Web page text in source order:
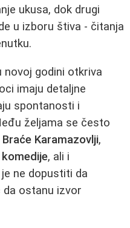
ukusa, dok drugi
u izboru štiva - čitanja
novoj godini otkriva
imaju detaljne
spontanosti i
željama se često
Braće Karamazovlji,
, ali i
ne dopustiti da
ostanu izvor